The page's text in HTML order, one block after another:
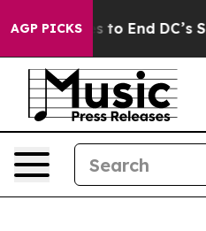
AGP PICKS
to End DC’s Self-